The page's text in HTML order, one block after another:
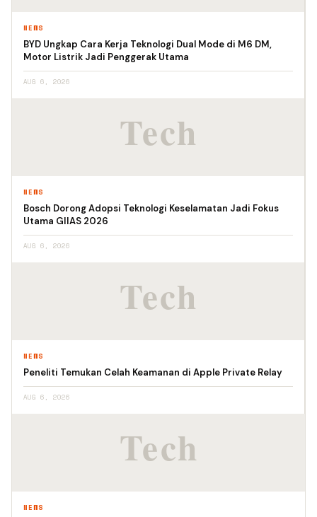
NEWS
BYD Ungkap Cara Kerja Teknologi Dual Mode di M6 DM,
Motor Listrik Jadi Penggerak Utama
AUG 6, 2026
NEWS
Bosch Dorong Adopsi Teknologi Keselamatan Jadi Fokus
Utama GIIAS 2026
AUG 6, 2026
NEWS
Peneliti Temukan Celah Keamanan di Apple Private Relay
AUG 6, 2026
NEWS